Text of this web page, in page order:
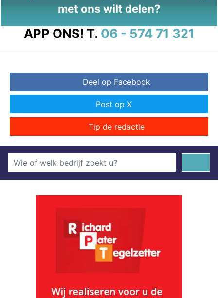
met ons wilt delen?
APP ONS! T. 06 - 574 71 321
Deel op Facebook
Post op X
Tip de redactie